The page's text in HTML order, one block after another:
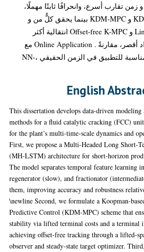
بمادج اخرى ( rRMSE و زمن تقارب أسرع، وانحرافًا ثابتًا مهملًا،
واستجابات KDDM-MPC و KDM-MPC بينما يحقق كلٌّ من و
Linear Dual-Mode MPC و Offset-free K-MPC انتقالية أكثر
سلاسة، وأزمنة استرداد أقصر، مقارنةً . Online Application مع
كفاءة حسابية تجعلها مناسبة للتطبيق في الزمن الحقيقي ،NN-
English
This dissertation develops data‑driven
methods for a fluid catalytic cracking (FCC)
for the plant’s multi‑time‑scale dynamics and
First, we propose a Multi‑Headed Long
(MH‑LSTM) architecture for short‑horizon
The model separates temporal feature learning
regenerator (slow), and fractionator
them, improving accuracy and robustness
\newline Second, we formulate a
Predictive Control (KDM‑MPC) scheme that
stability via lifted terminal costs and a terminal
achieving offset‑free tracking through a
observer and steady‑state target optimizer.